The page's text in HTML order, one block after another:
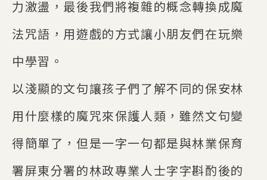
力激盪，最後我們將複雜的概念轉換成魔
法咒語，用遊戲的方式讓小朋友們在玩樂
中學習。
以淺顯的文句讓孩子們了解不同的保安林
用什麼樣的魔咒來保護人類，雖然文句變
得簡單了，但是一字一句都是與林業保育
署屏東分署的林政專業人士字字斟酌後的